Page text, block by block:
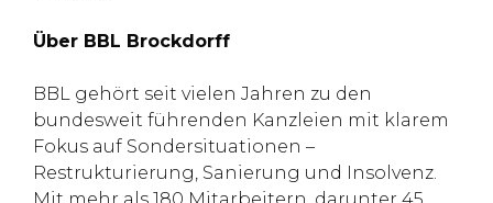
Über BBL Brockdorff
BBL gehört seit vielen Jahren zu den
bundesweit führenden Kanzleien mit klarem
Fokus auf Sondersituationen –
Restrukturierung, Sanierung und Insolvenz.